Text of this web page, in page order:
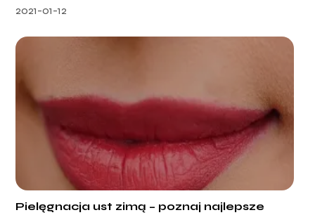
2021-01-12
Pielęgnacja ust zimą – poznaj najlepsze